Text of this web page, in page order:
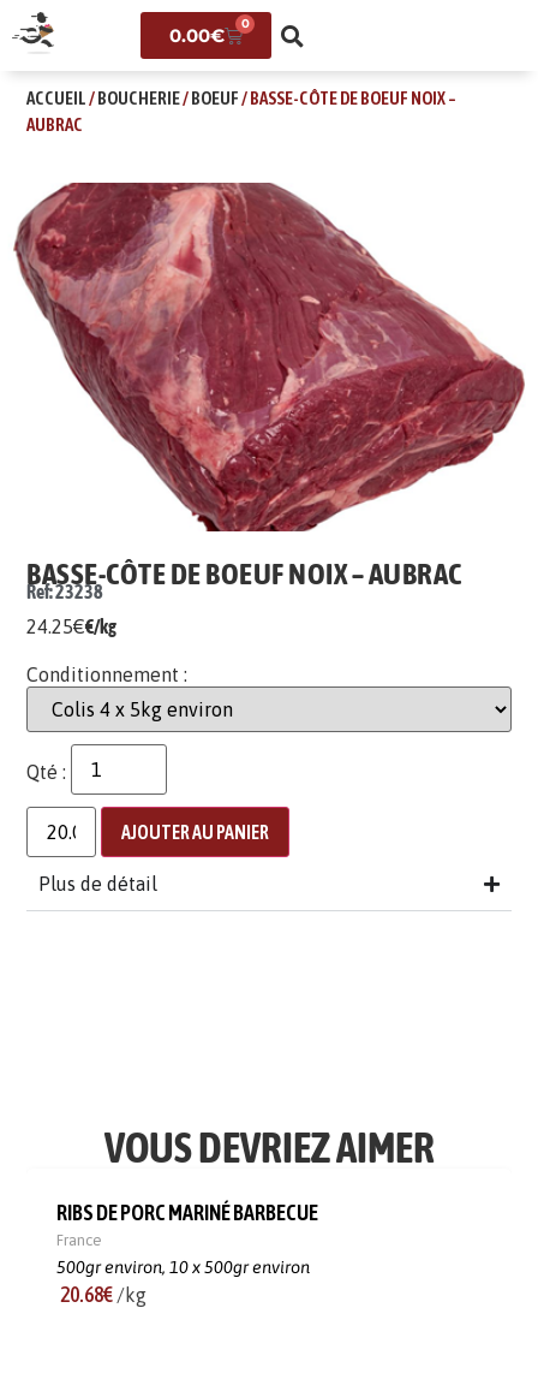
0.00€
0
ACCUEIL/BOUCHERIE/BOEUF/ BASSE-CÔTE DE BOEUF NOIX –
AUBRAC
BASSE-CÔTE DE BOEUF NOIX – AUBRAC
Ref: 23238
24.25€€/kg
Conditionnement :
Qté :
AJOUTER AU PANIER
Plus de détail
VOUS DEVRIEZ AIMER
RIBS DE PORC MARINÉ BARBECUE
France
500gr environ,10 x 500gr environ
20.68€ /kg